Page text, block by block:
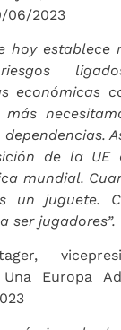
06/2023
hoy establece
económicas
más
de la
mundial.
un juguete.
ser jugadores”.
Una Europa